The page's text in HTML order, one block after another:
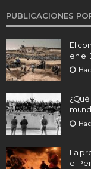
PUBLICACIONES
El
en el
La
el